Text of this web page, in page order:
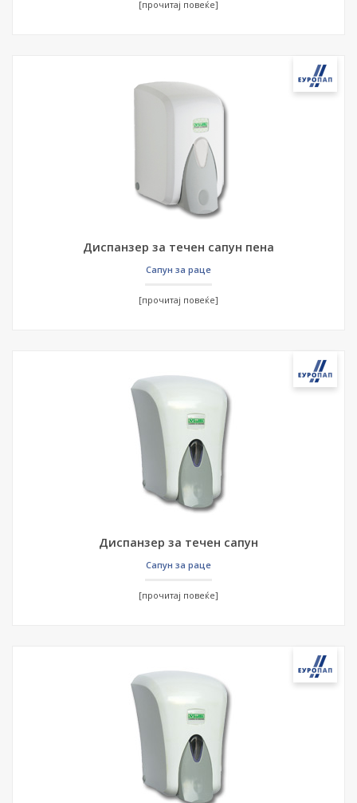
[прочитај повеќе]
Диспанзер за течен сапун пена
Сапун за раце
[прочитај повеќе]
Диспанзер за течен сапун
Сапун за раце
[прочитај повеќе]